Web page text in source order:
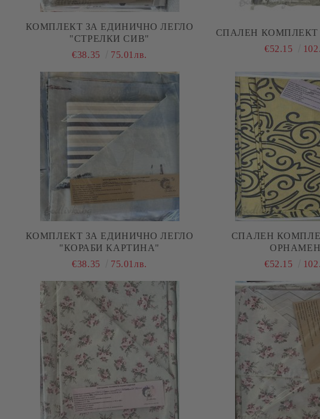
КОМПЛЕКТ ЗА ЕДИНИЧНО ЛЕГЛО
"СТРЕЛКИ СИВ"
€38.35
75.01лв.
СПАЛЕН КОМПЛЕКТ
€52.15
КОМПЛЕКТ ЗА ЕДИНИЧНО ЛЕГЛО
"КОРАБИ КАРТИНА"
€38.35
75.01лв.
СПАЛЕН
€52.15